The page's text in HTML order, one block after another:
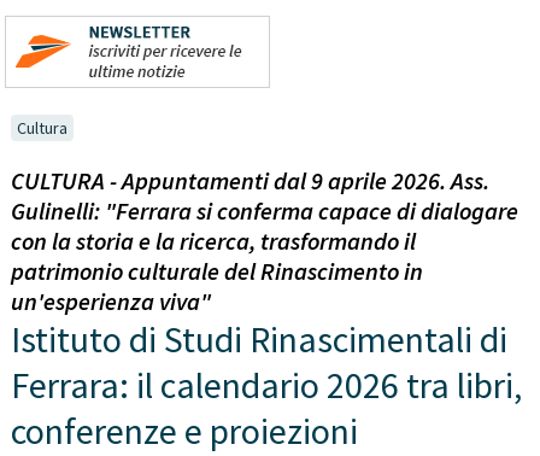
Cultura
CULTURA - Appuntamenti dal 9 aprile 2026. Ass.
Gulinelli: "Ferrara si conferma capace di dialogare
con la storia e la ricerca, trasformando il
patrimonio culturale del Rinascimento in
un'esperienza viva"
Istituto di Studi Rinascimentali di
Ferrara: il calendario 2026 tra libri,
conferenze e proiezioni